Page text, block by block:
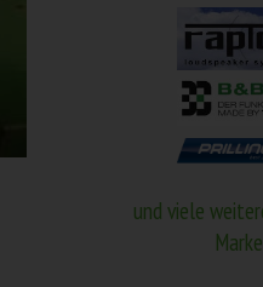
und viele